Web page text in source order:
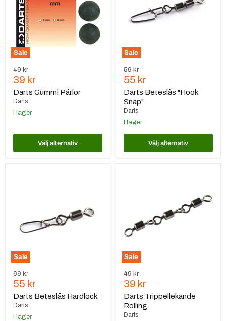
Sale
Ursprungspris
49 kr
Nuvarande
pris
39 kr
Darts Gummi Pärlor
Darts
I lager
Välj alternativ
Sale
Ursprungspris
59 kr
Nuvarande
pris
55 kr
Darts Beteslås "Hook
Snap"
Darts
I lager
Välj alternativ
Sale
Ursprungspris
69 kr
Nuvarande
pris
55 kr
Darts Beteslås Hardlock
Darts
I lager
Sale
Ursprungspris
49 kr
Nuvarande
pris
39 kr
Darts Trippellekande
Rolling
Darts